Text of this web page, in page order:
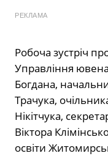
РЕКЛАМА
Робоча зустріч
Управління
Богдана,
Трачука,
Нікітчука,
Віктора
освіти